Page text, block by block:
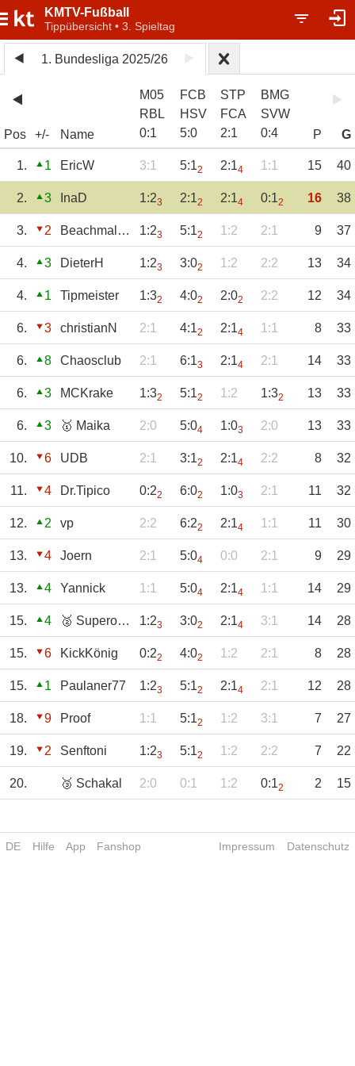
KMTV-Fußball
Tippübersicht • 3. Spieltag
1. Bundesliga 2025/26
Pos +/- Name
M05
RBL
0:1
FCB
HSV
5:0
STP
FCA
2:1
BMG
SVW
0:4 P G
1. 1 EricW 3:1 5:12 2:14 1:1 15 40
2. 3 InaD 1:23 2:12 2:14 0:12 16 38
3. 2 Beachmaltinho 1:23 5:12 1:2 2:1 9 37
4. 3 DieterH 1:23 3:02 1:2 2:2 13 34
4. 1 Tipmeister 1:32 4:02 2:02 2:2 12 34
6. 3 christianN 2:1 4:12 2:14 1:1 8 33
6. 8 Chaosclub 2:1 6:13 2:14 2:1 14 33
6. 3 MCKrake 1:32 5:12 1:2 1:32 13 33
6. 3 🥇 Maika 2:0 5:04 1:03 2:0 13 33
10. 6 UDB 2:1 3:12 2:14 2:2 8 32
11. 4 Dr.Tipico 0:22 6:02 1:03 2:1 11 32
12. 2 vp 2:2 6:22 2:14 1:1 11 30
13. 4 Joern 2:1 5:04 0:0 2:1 9 29
13. 4 Yannick 1:1 5:04 2:14 1:1 14 29
15. 4 🥈 Superollie 1:23 3:02 2:14 3:1 14 28
15. 6 KickKönig 0:22 4:02 1:2 2:1 8 28
15. 1 Paulaner77 1:23 5:12 2:14 2:1 12 28
18. 9 Proof 1:1 5:12 1:2 3:1 7 27
19. 2 Senftoni 1:23 5:12 1:2 2:2 7 22
20. 🥉 Schakal 2:0 0:1 1:2 0:12 2 15
DE Hilfe App Fanshop Impressum Datenschutz